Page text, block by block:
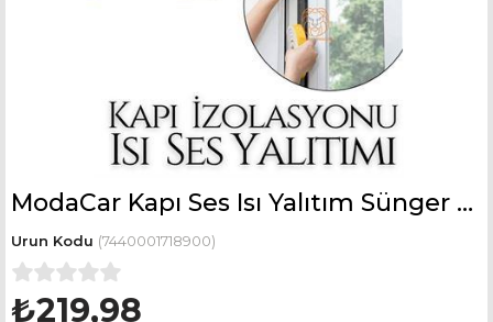
ModaCar Kapı Ses Isı Yalıtım Sünger Bant 3 METRE
(7440001718900)
₺219,98